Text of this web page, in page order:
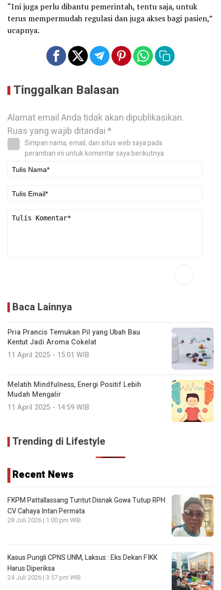
“Ini juga perlu dibantu pemerintah, tentu saja, untuk
terus mempermudah regulasi dan juga akses bagi pasien,”
ucapnya.
Tinggalkan Balasan
Alamat email Anda tidak akan dipublikasikan.
Ruas yang wajib ditandai*
Simpan nama, email, dan situs web saya pada
peramban ini untuk komentar saya berikutnya.
Baca Lainnya
Pria Prancis Temukan Pil yang Ubah Bau
Kentut Jadi Aroma Cokelat
11 April 2025 - 15:01 WIB
Melatih Mindfulness, Energi Positif Lebih
Mudah Mengalir
11 April 2025 - 14:59 WIB
Trending di Lifestyle
Recent News
FKPM Pattallassang Tuntut Disnak Gowa Tutup RPH
CV Cahaya Intan Permata
28 Juli 2026 | 1:00 pm WIB
Kasus Pungli CPNS UNM, Laksus : Eks Dekan FIKK
Harus Diperiksa
24 Juli 2026 | 3:57 pm WIB